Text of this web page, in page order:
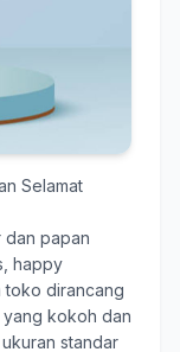
Selamat
dan papan
happy
toko dirancang
kokoh dan
standar